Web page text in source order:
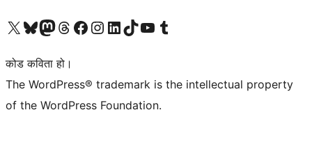
हाम्रो X (पहिले ट्विटर) खातामा जानुहोस्
हाम्रो Bluesky खाता भ्रमण गर्नुहोस्
हाम्रो म्यास्टोडन खाता भ्रमण गर्नुहोस्
हाम्रो थ्रेड्स खातामा जानुहोस्
हाम्रो फेसबुक पेजमा जानुहोस्
हाम्रो इन्स्टाग्राम खातामा जानुहोस्
हाम्रो लिङ्क्डइन खातामा जानुहोस्
हाम्रो TikTok खाता भ्रमण गर्नुहोस्
हाम्रो युट्युब च्यानलमा जानुहोस्
हाम्रो टम्बलर खाता भ्रमण गर्नुहोस्
कोड कविता हो।
The WordPress® trademark is the intellectual property
of the WordPress Foundation.